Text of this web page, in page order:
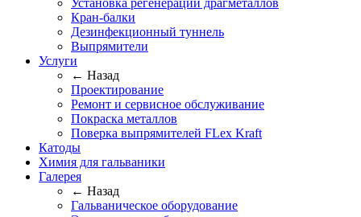
Кран-балки
Дезинфекционный туннель
Выпрямители
Услуги
← Назад
Проектирование
Ремонт и сервисное обслуживание
Покраска металлов
Поверка выпрямителей FLex Kraft
Катоды
Химия для гальваники
Галерея
← Назад
Гальваническое оборудование